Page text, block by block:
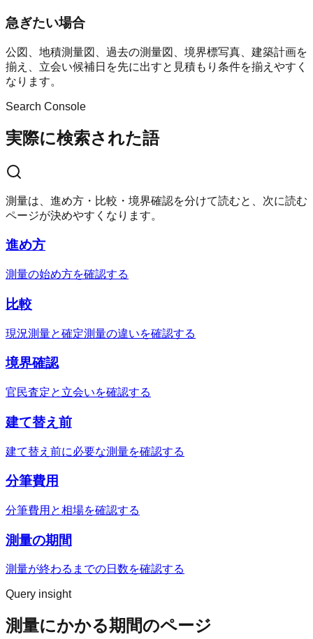
急ぎたい場合
公図、地積測量図、過去の測量図、境界標写真、建築計画を
揃え、立会い候補日を先に出すと見積もり条件を揃えやすく
なります。
Search Console
実際に検索された語
測量は、進め方・比較・境界確認を分けて読むと、次に読む
ページが決めやすくなります。
進め方
測量の始め方を確認する
比較
現況測量と確定測量の違いを確認する
境界確認
官民査定と立会いを確認する
建て替え前
建て替え前に必要な測量を確認する
分筆費用
分筆費用と相場を確認する
測量の期間
測量が終わるまでの日数を確認する
Query insight
測量にかかる期間のページ